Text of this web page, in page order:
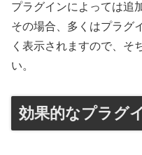
プラグインによっては追
その場合、多くはプラグ
く表示されますので、そ
い。
効果的なプラグ